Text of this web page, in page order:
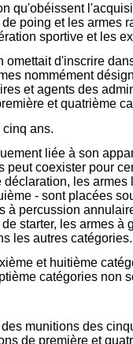
qu'obéissent
poing et les
sportive et les
d'inscrire
nommément
et agents des
et quatrième
ans.
liée à son
coexister pour
les
- sont placées
à percussion
starter, les armes
les autres catégories.
et huitième
catégories non
munitions des
de première et